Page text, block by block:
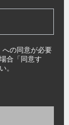
への同意が必要
合「同意す
。